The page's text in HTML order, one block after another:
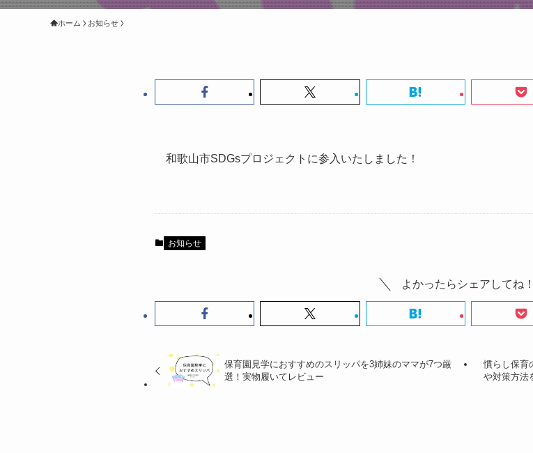
ホーム お知らせ
和歌山市SDGsプロジェクトに参入いたしました！
お知らせ
よかったらシェアしてね！
保育園見学におすすめのスリッパを3姉妹のママが7つ厳
選！実物履いてレビュー
慣らし保育
や対策方法